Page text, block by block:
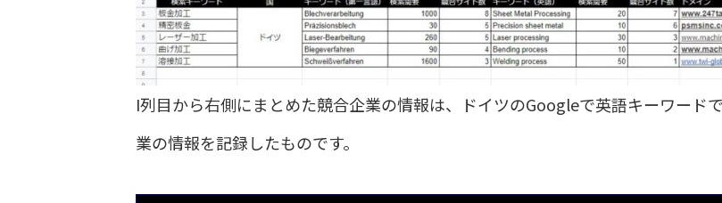
I列目から右側にまとめた競合企業の情報は、ドイツのGoogleで英語キーワード
業の情報を記録したものです。